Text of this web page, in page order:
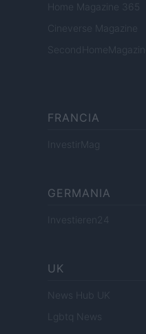
Home Magazine 365
Cineverse Magazine
SecondHomeMagazine
FRANCIA
InvestirMag
GERMANIA
Investieren24
UK
News Hub UK
Lgbtq News